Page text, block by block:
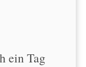
ein Tag